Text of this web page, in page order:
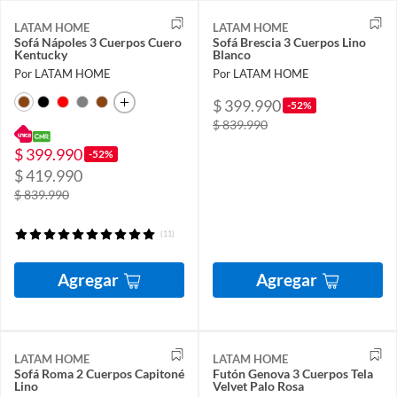
LATAM HOME
Sofá Nápoles 3 Cuerpos Cuero
Kentucky
Por LATAM HOME
$ 399.990 -52%
$ 419.990
$ 839.990
(11)
Agregar
LATAM HOME
Sofá Brescia 3 Cuerpos Lino
Blanco
Por LATAM HOME
$ 399.990 -52%
$ 839.990
Agregar
LATAM HOME
Sofá Roma 2 Cuerpos Capitoné
Lino
LATAM HOME
Futón Genova 3 Cuerpos Tela
Velvet Palo Rosa